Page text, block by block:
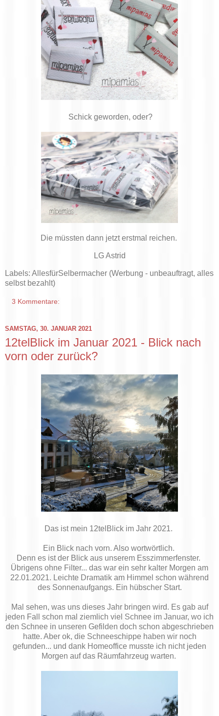
Schick geworden, oder?
Die müssten dann jetzt erstmal reichen.
LG Astrid
Labels: AllesfürSelbermacher (Werbung - unbeauftragt, alles
selbst bezahlt)
3 Kommentare:
SAMSTAG, 30. JANUAR 2021
12telBlick im Januar 2021 - Blick nach
vorn oder zurück?
Das ist mein 12telBlick im Jahr 2021.
Ein Blick nach vorn. Also wortwörtlich.
Denn es ist der Blick aus unserem Esszimmerfenster.
Übrigens ohne Filter... das war ein sehr kalter Morgen am
22.01.2021. Leichte Dramatik am Himmel schon während
des Sonnenaufgangs. Ein hübscher Start.
Mal sehen, was uns dieses Jahr bringen wird. Es gab auf
jeden Fall schon mal ziemlich viel Schnee im Januar, wo ich
den Schnee in unseren Gefilden doch schon abgeschrieben
hatte. Aber ok, die Schneeschippe haben wir noch
gefunden... und dank Homeoffice musste ich nicht jeden
Morgen auf das Räumfahrzeug warten.